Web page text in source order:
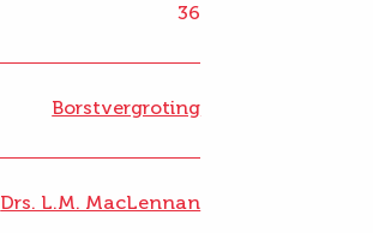
36
Borstvergroting
Drs. L.M. MacLennan